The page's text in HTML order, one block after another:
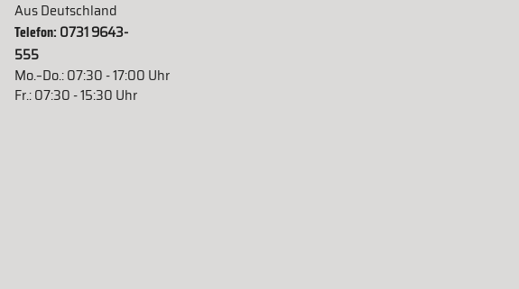
Aus Deutschland
Telefon: 0731 9643-
555
Mo.–Do.: 07:30 - 17:00 Uhr
Fr.: 07:30 - 15:30 Uhr